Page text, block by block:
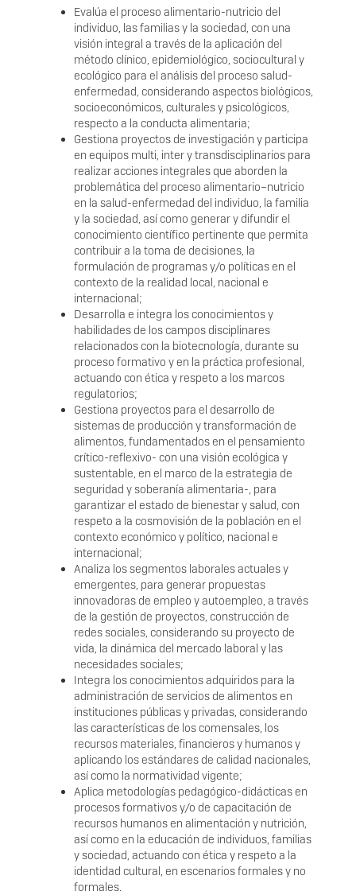
Evalúa el proceso alimentario-nutricio del
individuo, las familias y la sociedad, con una
visión integral a través de la aplicación del
método clínico, epidemiológico, sociocultural y
ecológico para el análisis del proceso salud-
enfermedad, considerando aspectos biológicos,
socioeconómicos, culturales y psicológicos,
respecto a la conducta alimentaria;
Gestiona proyectos de investigación y participa
en equipos multi, inter y transdisciplinarios para
realizar acciones integrales que aborden la
problemática del proceso alimentario–nutricio
en la salud-enfermedad del individuo, la familia
y la sociedad, así como generar y difundir el
conocimiento científico pertinente que permita
contribuir a la toma de decisiones, la
formulación de programas y/o políticas en el
contexto de la realidad local, nacional e
internacional;
Desarrolla e integra los conocimientos y
habilidades de los campos disciplinares
relacionados con la biotecnología, durante su
proceso formativo y en la práctica profesional,
actuando con ética y respeto a los marcos
regulatorios;
Gestiona proyectos para el desarrollo de
sistemas de producción y transformación de
alimentos, fundamentados en el pensamiento
crítico-reflexivo- con una visión ecológica y
sustentable, en el marco de la estrategia de
seguridad y soberanía alimentaria-, para
garantizar el estado de bienestar y salud, con
respeto a la cosmovisión de la población en el
contexto económico y político, nacional e
internacional;
Analiza los segmentos laborales actuales y
emergentes, para generar propuestas
innovadoras de empleo y autoempleo, a través
de la gestión de proyectos, construcción de
redes sociales, considerando su proyecto de
vida, la dinámica del mercado laboral y las
necesidades sociales;
Integra los conocimientos adquiridos para la
administración de servicios de alimentos en
instituciones públicas y privadas, considerando
las características de los comensales, los
recursos materiales, financieros y humanos y
aplicando los estándares de calidad nacionales,
así como la normatividad vigente;
Aplica metodologías pedagógico-didácticas en
procesos formativos y/o de capacitación de
recursos humanos en alimentación y nutrición,
así como en la educación de individuos, familias
y sociedad, actuando con ética y respeto a la
identidad cultural, en escenarios formales y no
formales.